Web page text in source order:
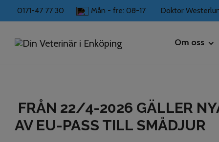
0171-47 77 30 Mån - fre: 08-17 Doktor
Om oss
Hem PASS
Ex quis mundi adipisci qui. Mutat cetero utroque eam an, at
splendide intellegam ad. Consul verterem conceptam pri
FRÅN 22/4-2026 GÄLLER
AV EU-PASS TILL SMÅDJUR